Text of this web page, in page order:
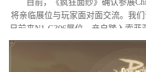
目前，《疯狂面纱》确认参展
将亲临展位与玩家面对面交流。我们
日前来N1-G306展位，亲自踏入索
智与疯狂的独